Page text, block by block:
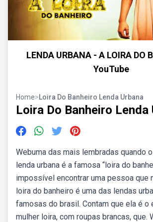
LENDA URBANA - A LOIRA DO
YouTube
Home>Loira Do Banheiro Lenda Urbana
Loira Do Banheiro Lenda
Webuma das mais lembradas quando
lenda urbana é a famosa “loira do
impossível encontrar uma pessoa que
loira do banheiro é uma das lendas
famosas do brasil. Contam que ela é o
mulher loira, com roupas brancas, que.